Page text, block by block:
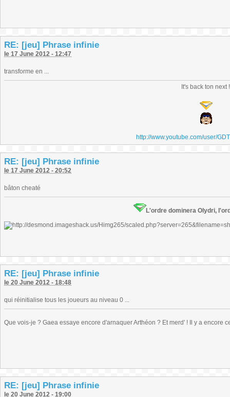
RE: [jeu] Phrase infinie
le 17 June 2012 - 12:47
transforme en ...
It's back ton next !
http://www.youtube.com/user/
RE: [jeu] Phrase infinie
le 17 June 2012 - 20:52
bâton cheaté
L'ordre dominera Olydri,
RE: [jeu] Phrase infinie
le 20 June 2012 - 18:48
qui réinitialise tous les joueurs au niveau 0 ...
Que vois-je ? Gaea essaye encore d'arnaquer Arthéon ? Et merd' ! Il y a encore
RE: [jeu] Phrase infinie
le 20 June 2012 - 19:00